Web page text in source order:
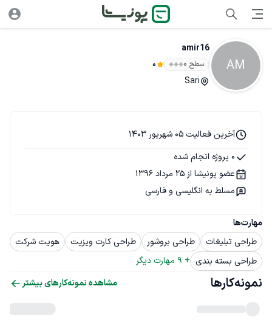
AM
amir16
سطح ۰ 0
Sari
مهارت‌ها
طراحی تبلیغات
طراحی بروشور طراحی کارت ویزیت
هویت شرکت
طراحی بسته بندی +
9 مهارت دیگر
آخرین فعالیت 05 شهریور 1403
0 پروژه انجام شده
عضو پونیشا از 25 مرداد 1396
مسلط به انگلیسی و فارسی
نمونه‌کارها مشاهده نمونه‌کارهای بیشتر